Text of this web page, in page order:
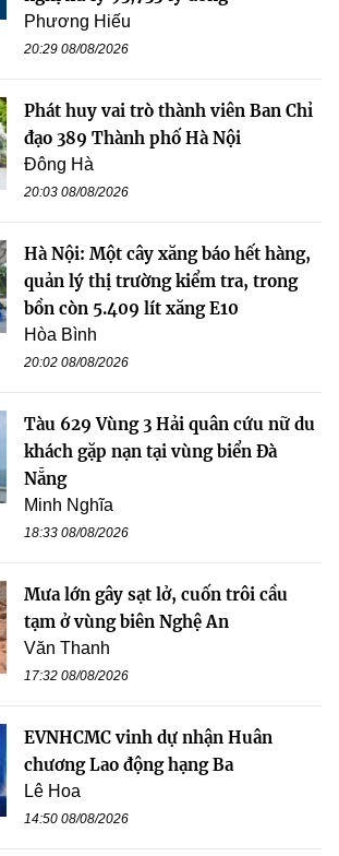
Phương Hiếu
20:29 08/08/2026
Phát huy vai trò thành viên Ban Chỉ
đạo 389 Thành phố Hà Nội
Đông Hà
20:03 08/08/2026
Hà Nội: Một cây xăng báo hết hàng,
quản lý thị trường kiểm tra, trong
bồn còn 5.409 lít xăng E10
Hòa Bình
20:02 08/08/2026
Tàu 629 Vùng 3 Hải quân cứu nữ du
khách gặp nạn tại vùng biển Đà
Nẵng
Minh Nghĩa
18:33 08/08/2026
Mưa lớn gây sạt lở, cuốn trôi cầu
tạm ở vùng biên Nghệ An
Văn Thanh
17:32 08/08/2026
EVNHCMC vinh dự nhận Huân
chương Lao động hạng Ba
Lê Hoa
14:50 08/08/2026